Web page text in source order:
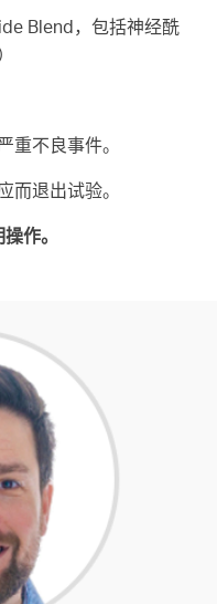
Blend，包括神经酰
重不良事件。
而退出试验。
作。